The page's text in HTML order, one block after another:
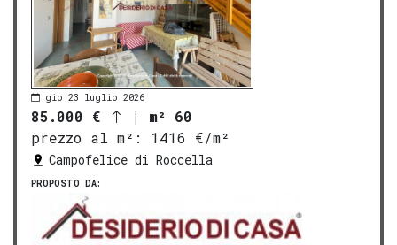
gio 23 luglio 2026
85.000 € | m² 60
prezzo al m²:
1416 €/m²
Campofelice di Roccella
PROPOSTO DA: